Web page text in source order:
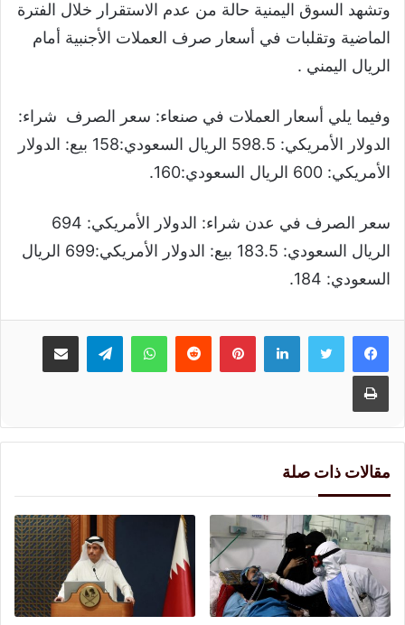
وتشهد السوق اليمنية حالة من عدم الاستقرار خلال الفترة
الماضية وتقلبات في أسعار صرف العملات الأجنبية أمام
الريال اليمني .
وفيما يلي أسعار العملات في صنعاء: سعر الصرف شراء:
الدولار الأمريكي: 598.5 الريال السعودي:158 بيع: الدولار
الأمريكي: 600 الريال السعودي:160.
سعر الصرف في عدن شراء: الدولار الأمريكي: 694
الريال السعودي: 183.5 بيع: الدولار الأمريكي:699 الريال
السعودي: 184.
لينكدإنبينتيريست واتسابتيلقرام مشاركة عبر البريد
طباعة
مقالات ذات صلة